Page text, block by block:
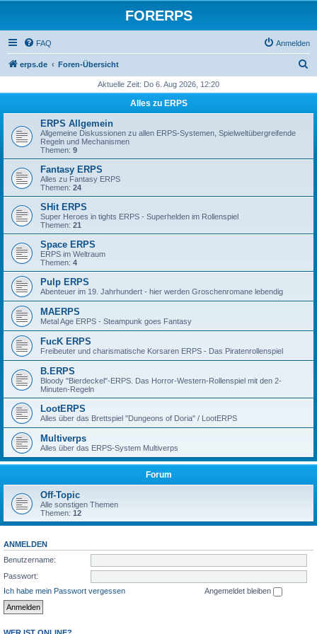
FORERPS
FAQ Anmelden
erps.de Foren-Übersicht
h
Aktuelle Zeit: Do 6. Aug 2026, 12:20
Alles zu ERPS
ERPS Allgemein
Allgemeine Diskussionen zu allen ERPS-Systemen, Spielweltübergreifende
Regeln und Mechanismen
Themen: 9
Fantasy ERPS
Alles zu Fantasy ERPS
Themen: 24
SHit ERPS
Super Heroes in tights ERPS - Superhelden im Rollenspiel
Themen: 21
Space ERPS
ERPS im Weltraum
Themen: 4
Pulp ERPS
Abenteuer im 19. Jahrhundert - hier werden Groschenromane lebendig
MAERPS
Metal Age ERPS - Steampunk goes Fantasy
FucK ERPS
Freibeuter und charismatische Korsaren ERPS - Das Piratenrollenspiel
B.ERPS
Bloody "Bierdeckel"-ERPS. Das Horror-Western-Rollenspiel mit den 2-
Minuten-Regeln
LootERPS
Alles über das Brettspiel "Dungeons of Doria" / LootERPS
Multiverps
Alles über das ERPS-System Multiverps
Forum
Off-Topic
Alle sonstigen Themen
Themen: 12
ANMELDEN
Benutzername:
Passwort:
Ich habe mein Passwort vergessen
Angemeldet bleiben